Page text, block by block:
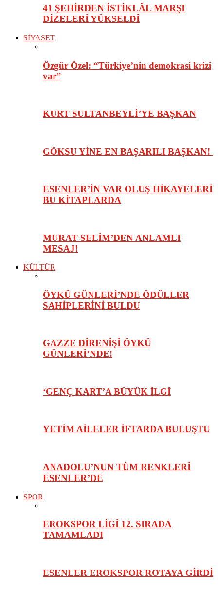
41 ŞEHİRDEN İSTİKLÂL MARŞI
DİZELERİ YÜKSELDİ
SİYASET
Özgür Özel: “Türkiye’nin demokrasi krizi
var”
KURT SULTANBEYLİ’YE BAŞKAN
GÖKSU YİNE EN BAŞARILI BAŞKAN!
ESENLER’İN VAR OLUŞ HİKAYELERİ
BU KİTAPLARDA
MURAT SELİM’DEN ANLAMLI
MESAJ!
KÜLTÜR
ÖYKÜ GÜNLERİ’NDE ÖDÜLLER
SAHİPLERİNİ BULDU
GAZZE DİRENİŞİ ÖYKÜ
GÜNLERİ’NDE!
‘GENÇ KART’A BÜYÜK İLGİ
YETİM AİLELER İFTARDA BULUŞTU
ANADOLU’NUN TÜM RENKLERİ
ESENLER’DE
SPOR
EROKSPOR LİGİ 12. SIRADA
TAMAMLADI
ESENLER EROKSPOR ROTAYA GİRDİ